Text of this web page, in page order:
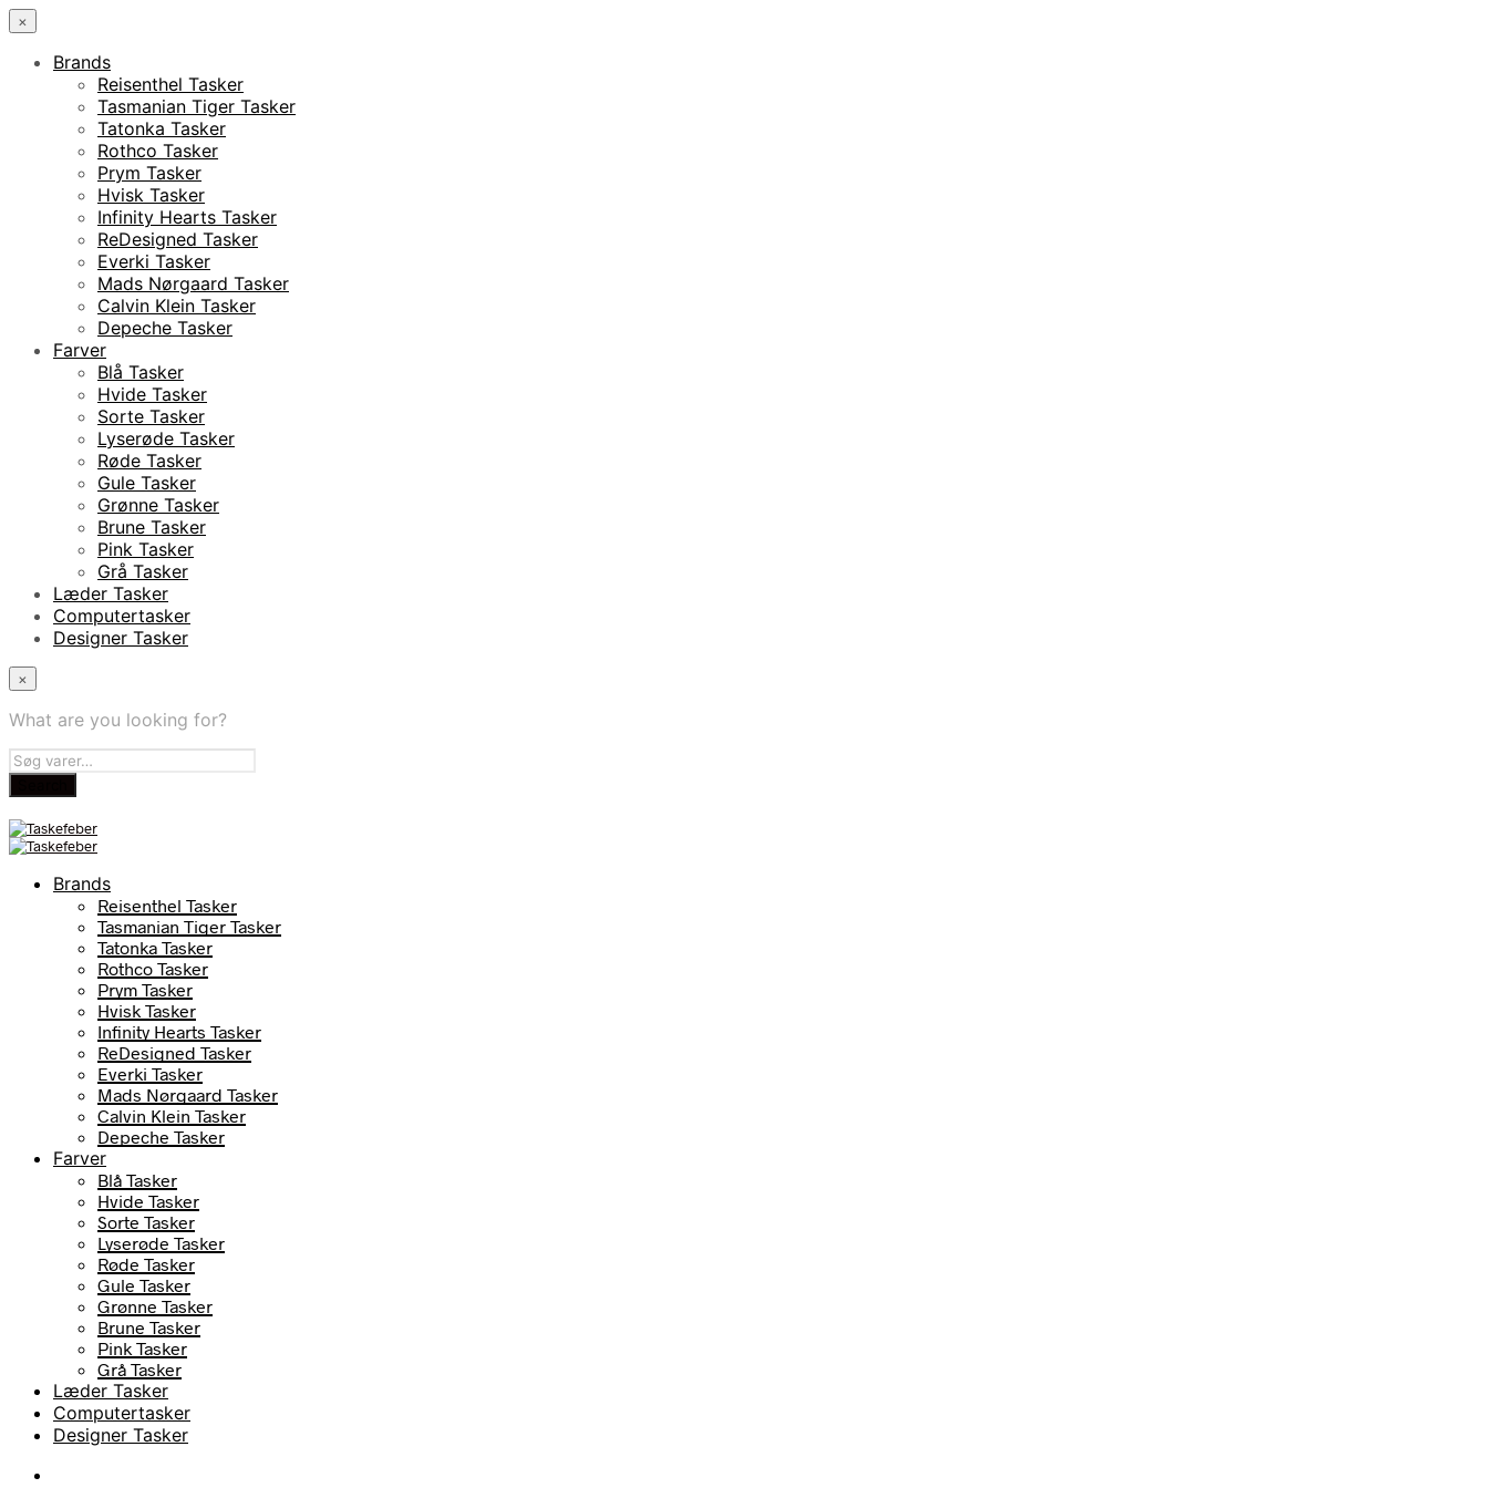
×
Brands
Reisenthel Tasker
Tasmanian Tiger Tasker
Tatonka Tasker
Rothco Tasker
Prym Tasker
Hvisk Tasker
Infinity Hearts Tasker
ReDesigned Tasker
Everki Tasker
Mads Nørgaard Tasker
Calvin Klein Tasker
Depeche Tasker
Farver
Blå Tasker
Hvide Tasker
Sorte Tasker
Lyserøde Tasker
Røde Tasker
Gule Tasker
Grønne Tasker
Brune Tasker
Pink Tasker
Grå Tasker
Læder Tasker
Computertasker
Designer Tasker
×
What are you looking for?
Brands
Reisenthel Tasker
Tasmanian Tiger Tasker
Tatonka Tasker
Rothco Tasker
Prym Tasker
Hvisk Tasker
Infinity Hearts Tasker
ReDesigned Tasker
Everki Tasker
Mads Nørgaard Tasker
Calvin Klein Tasker
Depeche Tasker
Farver
Blå Tasker
Hvide Tasker
Sorte Tasker
Lyserøde Tasker
Røde Tasker
Gule Tasker
Grønne Tasker
Brune Tasker
Pink Tasker
Grå Tasker
Læder Tasker
Computertasker
Designer Tasker